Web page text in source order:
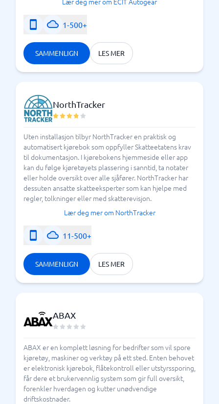
kjørebøker ved hjelp av oss i BusinessWith. Prøv
6 poeng som skatteetaten ønsker i kjørejournalen
1-500+
SAMMENLIGN LES MER
NorthTracker
Uten installasjon tilbyr NorthTracker en praktisk og
automatisert kjørebok som oppfyller Skatteetatens krav
til dokumentasjon. I kjørebokens hjemmeside eller app
kan du følge kjøretøyets plassering i sanntid, ta notater
eller holde oversikt over alle sjåfører. NorthTracker har
dessuten ansatte skatteeksperter som kan hjelpe med
regler, tolkninger eller med skatterevisjon.
Lær deg mer om NorthTracker
11-500+
SAMMENLIGN LES MER
ABAX
ABAX er en komplett løsning for bedrifter som vil spore
kjøretøy, maskiner og verktøy på ett sted. Enten behovet
er elektronisk kjørebok, flåtekontroll eller utstyrssporing,
får dere et brukervennlig system som gir full oversikt,
forenkler hverdagen og kutter unødvendige
driftskostnader.